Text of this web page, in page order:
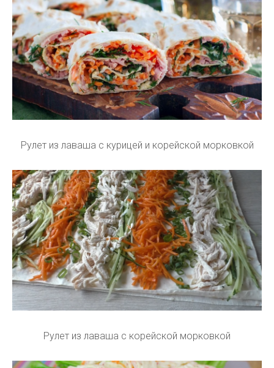
Рулет из лаваша с курицей и корейской морковкой
Рулет из лаваша с корейской морковкой